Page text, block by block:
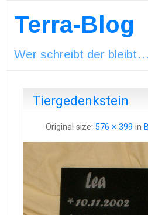
Terra-Blog
Wer schreibt der bleibt…
Tiergedenkstein
Original size: 576 × 399 in